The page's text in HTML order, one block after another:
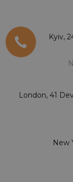
Kyiv,
London, 41
New